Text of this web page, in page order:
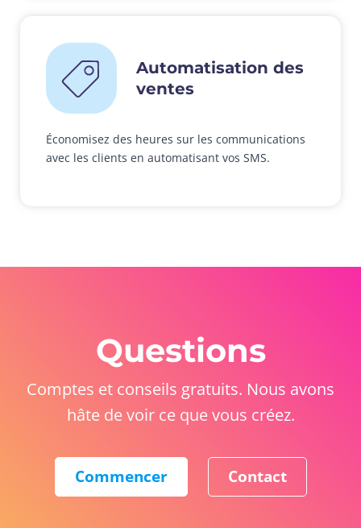
Automatisation des
ventes
Économisez des heures sur les communications
avec les clients en automatisant vos SMS.
Questions
Comptes et conseils gratuits. Nous avons
hâte de voir ce que vous créez.
Commencer Contact